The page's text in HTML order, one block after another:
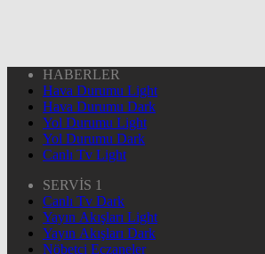
HABERLER
Hava Durumu Light
Hava Durumu Dark
Yol Durumu Light
Yol Durumu Dark
Canlı Tv Light
SERVİS 1
Canlı Tv Dark
Yayın Akışları Light
Yayın Akışları Dark
Nöbetçi Eczaneler